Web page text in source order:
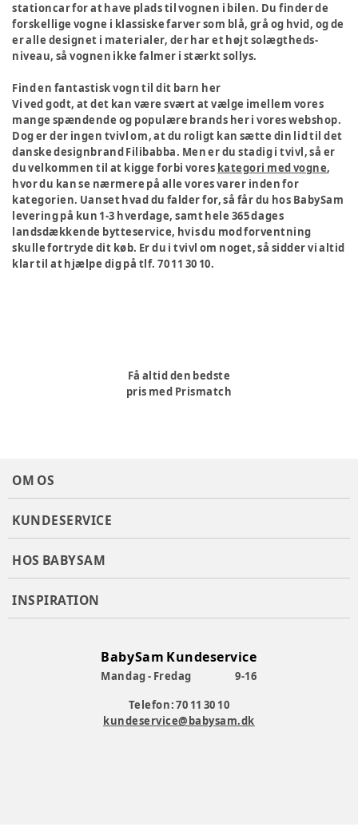
stationcar for at have plads til vognen i bilen. Du finder de
forskellige vogne i klassiske farver som blå, grå og hvid, og de
er alle designet i materialer, der har et højt solægtheds-
niveau, så vognen ikke falmer i stærkt sollys.
Find en fantastisk vogn til dit barn her
Vi ved godt, at det kan være svært at vælge imellem vores
mange spændende og populære brands her i vores webshop.
Dog er der ingen tvivl om, at du roligt kan sætte din lid til det
danske designbrand Filibabba. Men er du stadig i tvivl, så er
du velkommen til at kigge forbi vores kategori med vogne,
hvor du kan se nærmere på alle vores varer inden for
kategorien. Uanset hvad du falder for, så får du hos BabySam
levering på kun 1-3 hverdage, samt hele 365 dages
landsdækkende bytteservice, hvis du mod forventning
skulle fortryde dit køb. Er du i tvivl om noget, så sidder vi altid
klar til at hjælpe dig på tlf. 70 11 30 10.
Få altid den bedste
pris med Prismatch
OM OS
KUNDESERVICE
HOS BABYSAM
INSPIRATION
BabySam Kundeservice
Mandag - Fredag
9-16
Telefon: 70 11 30 10
kundeservice@babysam.dk